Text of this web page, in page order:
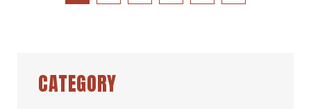
CATEGORY